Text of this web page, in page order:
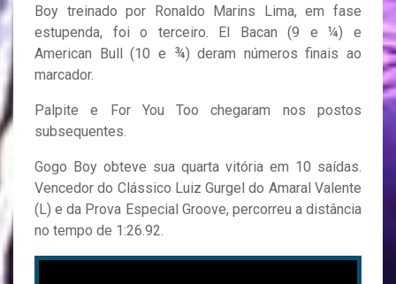
Boy treinado por Ronaldo Marins Lima, em fase
estupenda, foi o terceiro. El Bacan (9 e ¼) e
American Bull (10 e ¾) deram números finais ao
marcador.
Palpite e For You Too chegaram nos postos
subsequentes.
Gogo Boy obteve sua quarta vitória em 10 saídas.
Vencedor do Clássico Luiz Gurgel do Amaral Valente
(L) e da Prova Especial Groove, percorreu a distância
no tempo de 1:26.92.